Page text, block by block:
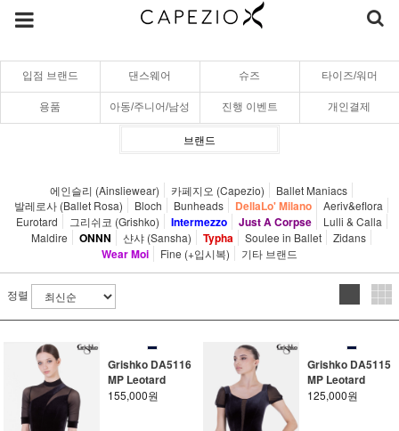
입점 브랜드 댄스웨어 슈즈 타이즈/워머
용품 아동/주니어/남성 진행 이벤트 개인결제
브랜드
에인슬리 (Ainsliewear) 카페지오 (Capezio)
Ballet Maniacs
발레로사 (Ballet Rosa)
Bloch Bunheads DellaLo' Milano
Aeriv&eflora
Eurotard
그리쉬코 (Grishko) Intermezzo Just A Corpse
Lulli & Calla
Maldire
ONNN 샨샤 (Sansha) Typha Soulee in Ballet Zidans
Wear Moi Fine (+입시복) 기타 브랜드
정렬
Grishko DA5116
MP Leotard
155,000원
Grishko DA5115
MP Leotard
125,000원